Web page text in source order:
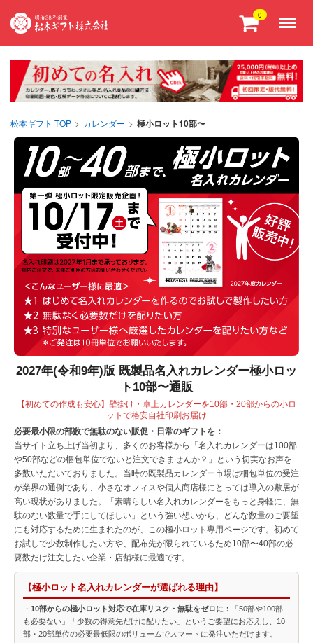
0
松本ギフト TOP > カレンダー > 極小ロット10部〜
2027年(令和9年)版 既製品名入れカレンダー極小ロッ
ト10部〜通販
【初めての作成も安心】壁掛け・卓上カレンダーを10部・20部からの小ロ
ットで格安自社印刷お届け
必要最小限の部数で無駄のない販促・日常のギフトを：
当サイト立ち上げ当初より、多くのお客様から「名入れカレンダーは100部
や50部などの梱包単位でないと注文できませんか？」という切実なお声を
多数いただいておりました。当時の既製品カレンダー市場は梱包単位の受注
が業界の通例であり、小さなオフィスや個人商店様にとっては導入の敷居が
高い現状がありました。「素晴らしい名入れカレンダーをもっと身軽に、無
駄のない数量で手にしてほしい」という強い想いから、どんな数量のご要望
にも対応するために生まれたのが、この極小ロット専用ページです。初めて
お試しで少数制作したい方や、配布先が限られているため10部〜40部の必
要数だけ注文したい企業・店舗様に最適です。
【極小ロット名入れカレンダーが選ばれる理由】
・ 10部からの極小ロット対応で在庫リスク・無駄をゼロに：
「50部や100部
も必要ない」「少数の得意先だけに配りたい」というご要望にお応えし、10
部・20部単位の必要最低限のボリュームでスマートに発注いただけます。